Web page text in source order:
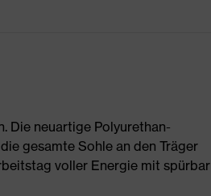
Die neuartige Polyurethan-
gesamte Sohle an den Träger
voller Energie mit spürbar